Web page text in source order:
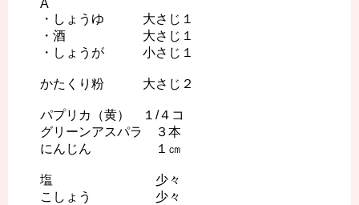
A
・しょうゆ 大さじ１
・酒 大さじ１
・しょうが 小さじ１
かたくり粉 大さじ２
パプリカ（黄） １/４コ
グリーンアスパラ ３本
にんじん １㎝
塩 少々
こしょう 少々